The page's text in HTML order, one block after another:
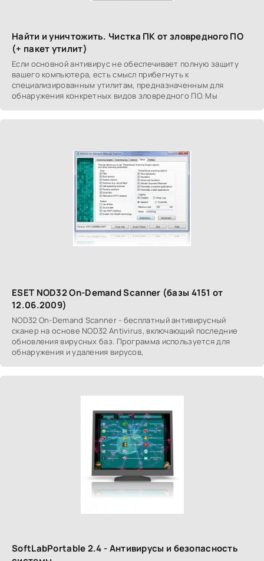
Найти и уничтожить. Чистка ПК от зловредного ПО
(+ пакет утилит)
Если основной антивирус не обеспечивает полную защиту
вашего компьютера, есть смысл прибегнуть к
специализированным утилитам, предназначенным для
обнаружения конкретных видов зловредного ПО. Мы
ESET NOD32 On-Demand Scanner (базы 4151 от
12.06.2009)
NOD32 On-Demand Scanner - бесплатный антивирусный
сканер на основе NOD32 Antivirus, включающий последние
обновления вирусных баз. Программа используется для
обнаружения и удаления вирусов,
SoftLabPortable 2.4 - Антивирусы и безопасность